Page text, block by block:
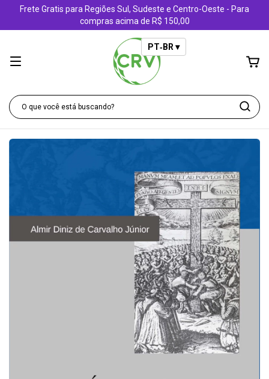
Frete Gratis para Regiões Sul, Sudeste e Centro-Oeste - Para
compras acima de R$ 150,00
PT‑BR ▾